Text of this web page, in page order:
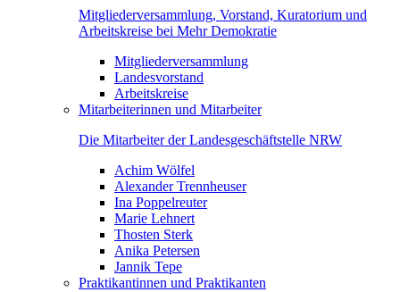
Mitgliederversammlung, Vorstand, Kuratorium und
Arbeitskreise bei Mehr Demokratie
Mitgliederversammlung
Landesvorstand
Arbeitskreise
Mitarbeiterinnen und Mitarbeiter
Die Mitarbeiter der Landesgeschäftstelle NRW
Achim Wölfel
Alexander Trennheuser
Ina Poppelreuter
Marie Lehnert
Thosten Sterk
Anika Petersen
Jannik Tepe
Praktikantinnen und Praktikanten